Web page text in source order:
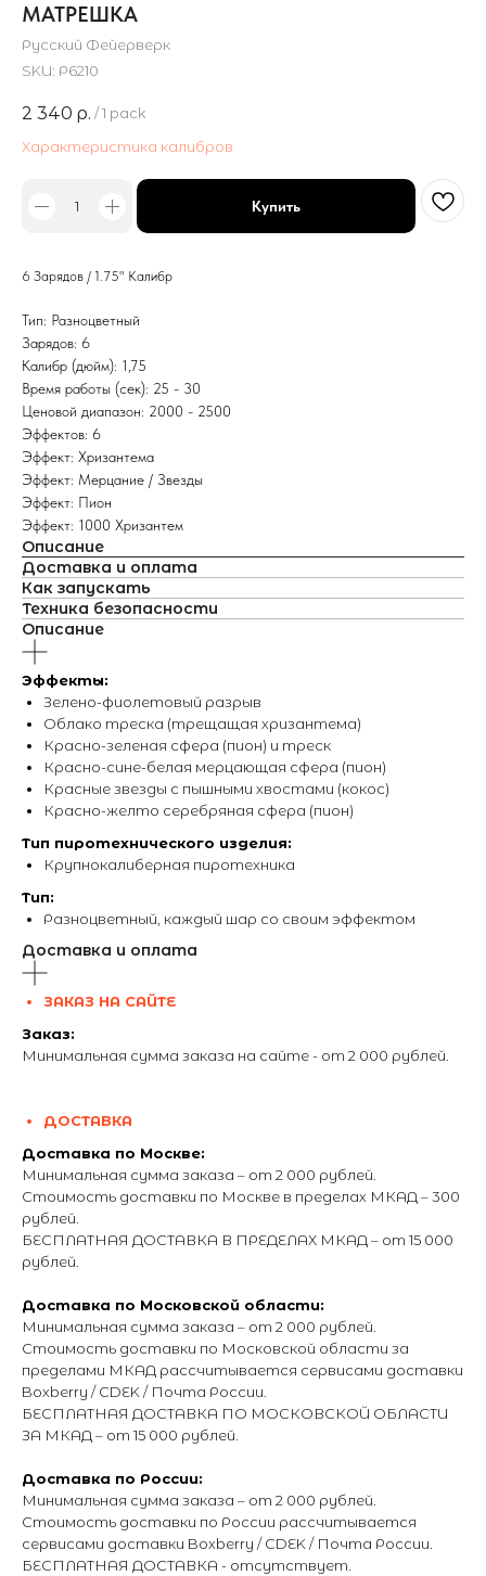
МАТРЕШКА
Русский Фейерверк
SKU: Р6210
2 340 р. / 1 pack
Характеристика калибров
Купить
6 Зарядов / 1.75" Калибр
Тип: Разноцветный
Зарядов: 6
Калибр (дюйм): 1,75
Время работы (сек): 25 - 30
Ценовой диапазон: 2000 - 2500
Эффектов: 6
Эффект: Хризантема
Эффект: Мерцание / Звезды
Эффект: Пион
Эффект: 1000 Хризантем
Описание
Доставка и оплата
Как запускать
Техника безопасности
Описание
Эффекты:
Зелено-фиолетовый разрыв
Облако треска (трещащая хризантема)
Красно-зеленая сфера (пион) и треск
Красно-сине-белая мерцающая сфера (пион)
Красные звезды с пышными хвостами (кокос)
Красно-желто серебряная сфера (пион)
Тип пиротехнического изделия:
Крупнокалиберная пиротехника
Тип:
Разноцветный, каждый шар со своим эффектом
Доставка и оплата
ЗАКАЗ НА САЙТЕ
Заказ:
Минимальная сумма заказа на сайте - от 2 000 рублей.
ДОСТАВКА
Доставка по Москве:
Минимальная сумма заказа – от 2 000 рублей.
Стоимость доставки по Москве в пределах МКАД – 300
рублей.
БЕСПЛАТНАЯ ДОСТАВКА В ПРЕДЕЛАХ МКАД – от 15 000
рублей.
Доставка по Московской области:
Минимальная сумма заказа – от 2 000 рублей.
Стоимость доставки по Московской области за
пределами МКАД рассчитывается сервисами доставки
Boxberry / CDEK / Почта России.
БЕСПЛАТНАЯ ДОСТАВКА ПО МОСКОВСКОЙ ОБЛАСТИ
ЗА МКАД – от 15 000 рублей.
Доставка по России:
Минимальная сумма заказа – от 2 000 рублей.
Стоимость доставки по России рассчитывается
сервисами доставки Boxberry / CDEK / Почта России.
БЕСПЛАТНАЯ ДОСТАВКА - отсутствует.